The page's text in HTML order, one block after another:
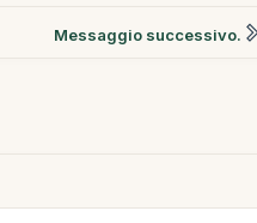
Messaggio successivo.